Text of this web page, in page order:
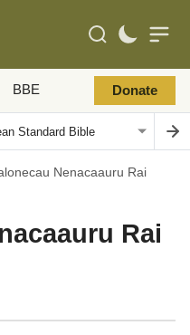
BBE Donate
Nenacaauru Rai
Rai